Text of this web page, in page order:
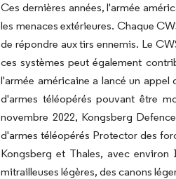
Ces dernières années, l'armée
les menaces extérieures. Chaque
de répondre aux tirs ennemis. Le
ces systèmes peut également
l'armée américaine a lancé un
d'armes téléopérés pouvant être
novembre 2022, Kongsberg
d'armes téléopérés Protector des
Kongsberg et Thales, avec
mitrailleuses légères, des canons